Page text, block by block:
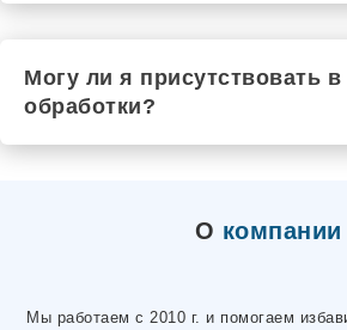
Могу ли я присутствовать
обработки?
О компании
Мы работаем с 2010 г. и помогаем